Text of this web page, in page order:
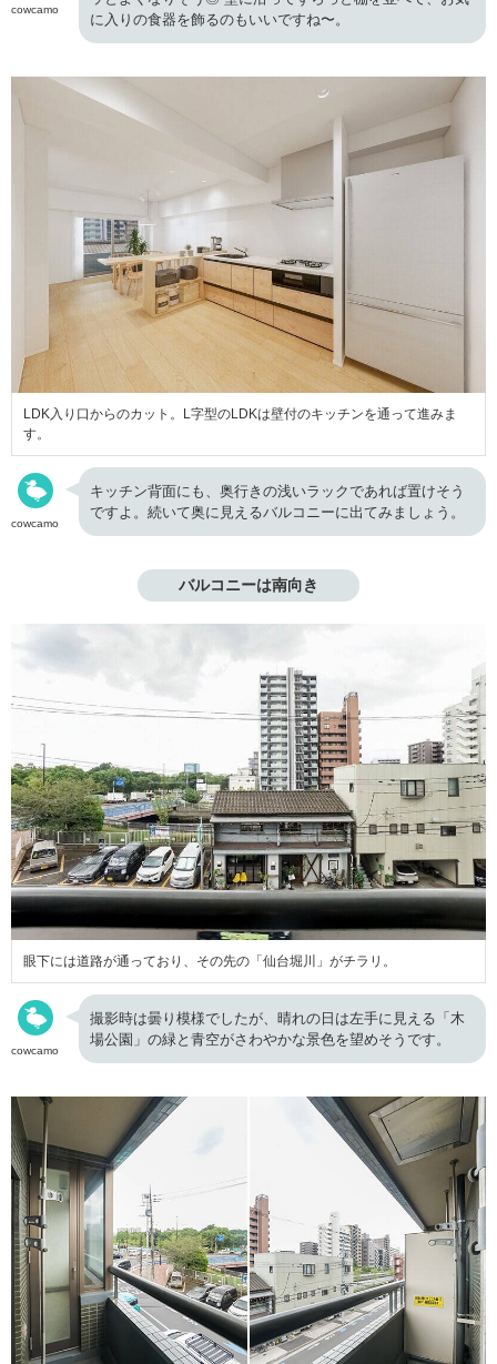
cowcamo
に入りの食器を飾るのもいいですね〜。
LDK入り口からのカット。L字型のLDKは壁付のキッチンを通って進みま
す。
cowcamo
キッチン背面にも、奥行きの浅いラックであれば置けそう
ですよ。続いて奥に見えるバルコニーに出てみましょう。
バルコニーは南向き
眼下には道路が通っており、その先の「仙台堀川」がチラリ。
cowcamo
撮影時は曇り模様でしたが、晴れの日は左手に見える「木
場公園」の緑と青空がさわやかな景色を望めそうです。